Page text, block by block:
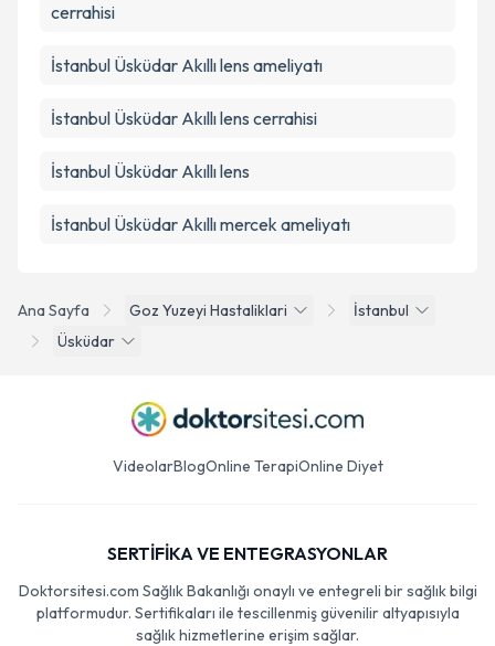
Ana Sayfa Goz Yuzeyi Hastaliklari
İstanbul
Üsküdar
cerrahisi
İstanbul Üsküdar Akıllı lens ameliyatı
İstanbul Üsküdar Akıllı lens cerrahisi
İstanbul Üsküdar Akıllı lens
İstanbul Üsküdar Akıllı mercek ameliyatı
VideolarBlogOnline TerapiOnline Diyet
SERTİFİKA VE ENTEGRASYONLAR
Doktorsitesi.com Sağlık Bakanlığı onaylı ve entegreli bir sağlık bilgi
platformudur. Sertifikaları ile tescillenmiş güvenilir altyapısıyla
sağlık hizmetlerine erişim sağlar.